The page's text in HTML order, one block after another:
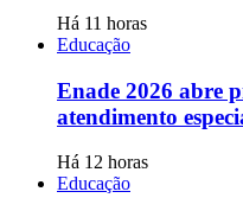
Há 11 horas
Educação
Enade 2026 abre
atendimento
Há 12 horas
Educação